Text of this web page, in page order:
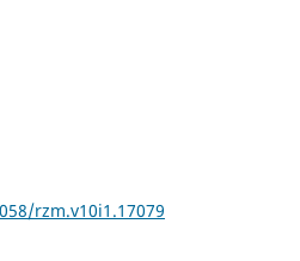
rzm.v10i1.17079